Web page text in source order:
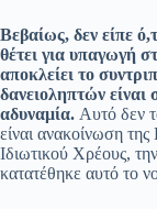
Βεβαίως, δεν είπε
θέτει για υπαγωγή
αποκλείει το
δανειοληπτών
αδυναμία. Αυτό δεν
είναι ανακοίνωση της
Ιδιωτικού Χρέους,
κατατέθηκε αυτό το